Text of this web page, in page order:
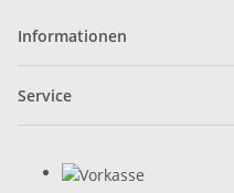
Informationen
Service